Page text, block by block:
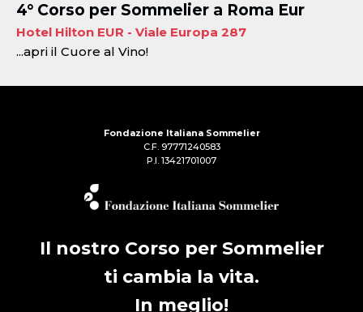
4° Corso per Sommelier a Roma Eur
Hotel Hilton EUR - Viale Europa 287
...apri il Cuore al Vino!
Fondazione Italiana Sommelier
C.F. 97771240583
P.I. 13421701007
Il nostro Corso per Sommelier
ti cambia la vita.
In meglio!